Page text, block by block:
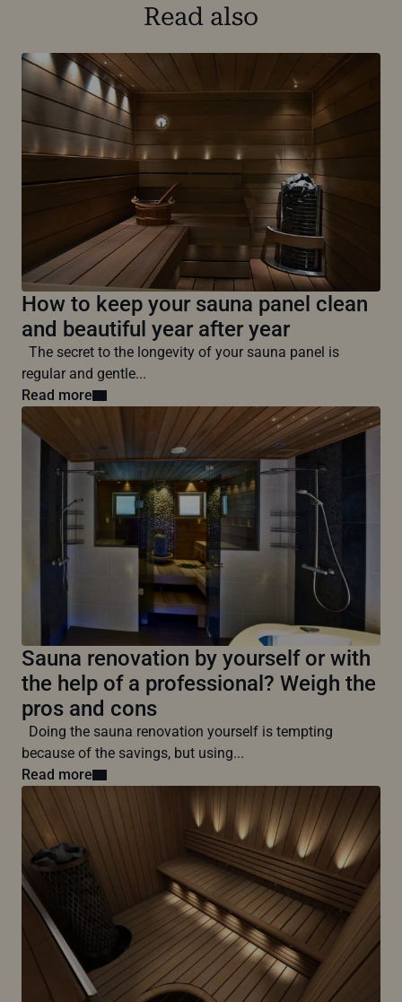
Read also
How to keep your sauna panel clean
and beautiful year after year
The secret to the longevity of your sauna panel is
regular and gentle...
Read more
Sauna renovation by yourself or with
the help of a professional? Weigh the
pros and cons
Doing the sauna renovation yourself is tempting
because of the savings, but using...
Read more